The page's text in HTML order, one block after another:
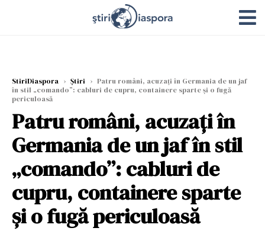
StiriDiaspora › Știri › Patru români, acuzați în Germania de un jaf
în stil „comando”: cabluri de cupru, containere sparte și o fugă
periculoasă
Patru români, acuzați în
Germania de un jaf în stil
„comando”: cabluri de
cupru, containere sparte
și o fugă periculoasă